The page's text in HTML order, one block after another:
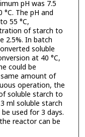
pH was 7.5
The pH and
55 °C,
of starch to
2.5%. In batch
soluble
at 40 °C,
could be
amount of
operation, the
soluble starch to
ml soluble starch
used for 3 days.
reactor can be